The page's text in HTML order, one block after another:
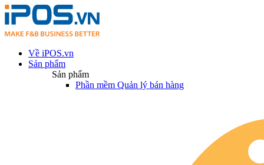
Về iPOS.vn
Sản phẩm
Sản phẩm
Phần mềm Quản lý bán hàng